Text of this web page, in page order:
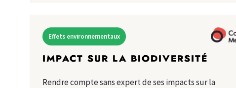
Effets environnementaux
IMPACT SUR LA BIODIVERSITÉ
Rendre compte sans expert de ses impacts sur la